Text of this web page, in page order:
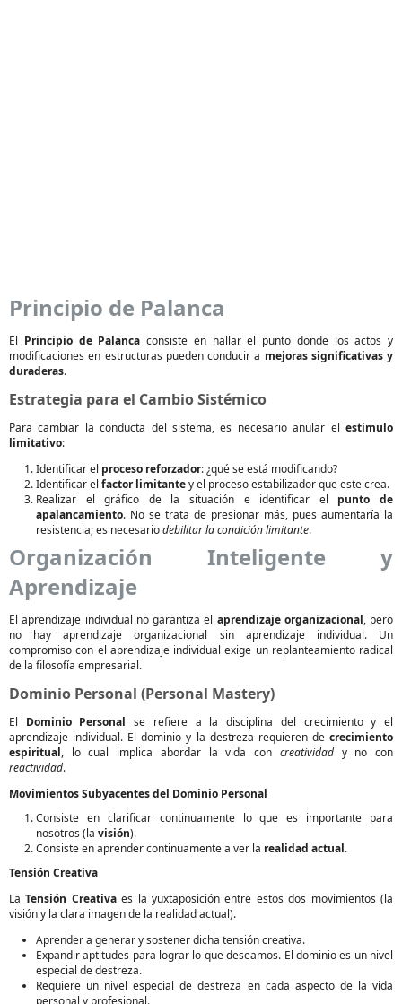
Principio de Palanca
El Principio de Palanca consiste en hallar el punto donde los actos y
modificaciones en estructuras pueden conducir a mejoras significativas y
duraderas.
Estrategia para el Cambio Sistémico
Para cambiar la conducta del sistema, es necesario anular el estímulo
limitativo:
Identificar el proceso reforzador: ¿qué se está modificando?
Identificar el factor limitantey el proceso estabilizador que este crea.
Realizar el gráfico de la situación e identificar el punto de
apalancamiento. No se trata de presionar más, pues aumentaría la
resistencia; es necesariodebilitar la condición limitante.
Organización Inteligente y
Aprendizaje
El aprendizaje individual no garantiza el aprendizaje organizacional, pero
no hay aprendizaje organizacional sin aprendizaje individual. Un
compromiso con el aprendizaje individual exige un replanteamiento radical
de la filosofía empresarial.
Dominio Personal (Personal Mastery)
El Dominio Personal se refiere a la disciplina del crecimiento y el
aprendizaje individual. El dominio y la destreza requieren de crecimiento
espiritual, lo cual implica abordar la vida con creatividady no con
reactividad.
Movimientos Subyacentes del Dominio Personal
Consiste en clarificar continuamente lo que es importante para
nosotros (la visión).
Consiste en aprender continuamente a ver la realidad actual.
Tensión Creativa
LaTensión Creativaes la yuxtaposición entre estos dos movimientos (la
visión y la clara imagen de la realidad actual).
Aprender a generar y sostener dicha tensión creativa.
Expandir aptitudes para lograr lo que deseamos. El dominio es un nivel
especial de destreza.
Requiere un nivel especial de destreza en cada aspecto de la vida
personal y profesional.